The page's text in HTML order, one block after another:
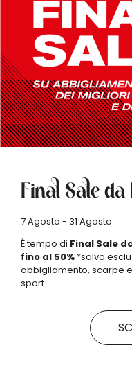
Final Sale da
7 Agosto - 31 Agosto
È tempo di Final Sale
fino al 50% *salvo
abbigliamento, scarpe
sport.